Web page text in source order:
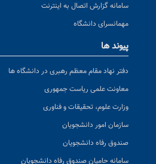
سامانه گزارش اتصال به اینترنت
مهمانسرای دانشگاه
پیوند ها
دفتر نهاد مقام معظم رهبری در دانشگاه ها
معاونت علمی ریاست جمهوری
وزارت علوم، تحقیقات و فناوری
سازمان امور دانشجویان
صندوق رفاه دانشجویان
سامانه حامیان صندوق رفاه دانشجویان